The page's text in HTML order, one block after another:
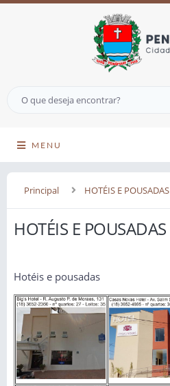
MENU
Principal HOTÉIS E POUSADAS
HOTÉIS E POUSADAS
Hotéis e pousadas